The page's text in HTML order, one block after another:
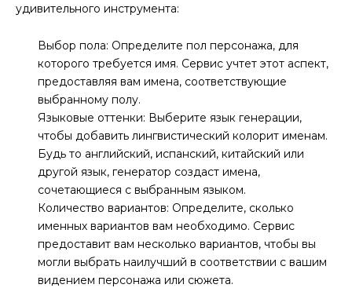
удивительного инструмента:
Выбор пола: Определите пол персонажа, для
которого требуется имя. Сервис учтет этот аспект,
предоставляя вам имена, соответствующие
выбранному полу.
Языковые оттенки: Выберите язык генерации,
чтобы добавить лингвистический колорит именам.
Будь то английский, испанский, китайский или
другой язык, генератор создаст имена,
сочетающиеся с выбранным языком.
Количество вариантов: Определите, сколько
именных вариантов вам необходимо. Сервис
предоставит вам несколько вариантов, чтобы вы
могли выбрать наилучший в соответствии с вашим
видением персонажа или сюжета.